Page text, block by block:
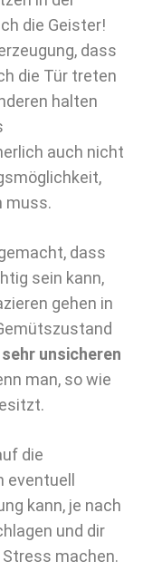
die Geister!
dass
die Tür treten
halten
auch nicht
muss.
dass
sein kann,
gehen in
sehr unsicheren
man, so wie
die
eventuell
kann, je nach
und dir
machen.